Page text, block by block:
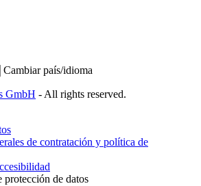
Cambiar país/idioma
GmbH - All rights reserved.
de contratación y política de
de datos